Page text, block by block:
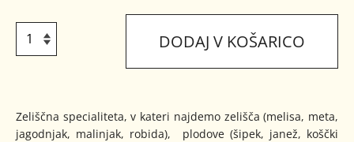
DODAJ V KOŠARICO
Zeliščna specialiteta, v kateri najdemo zelišča (melisa, meta,
jagodnjak, malinjak, robida), plodove (šipek, janež, koščki